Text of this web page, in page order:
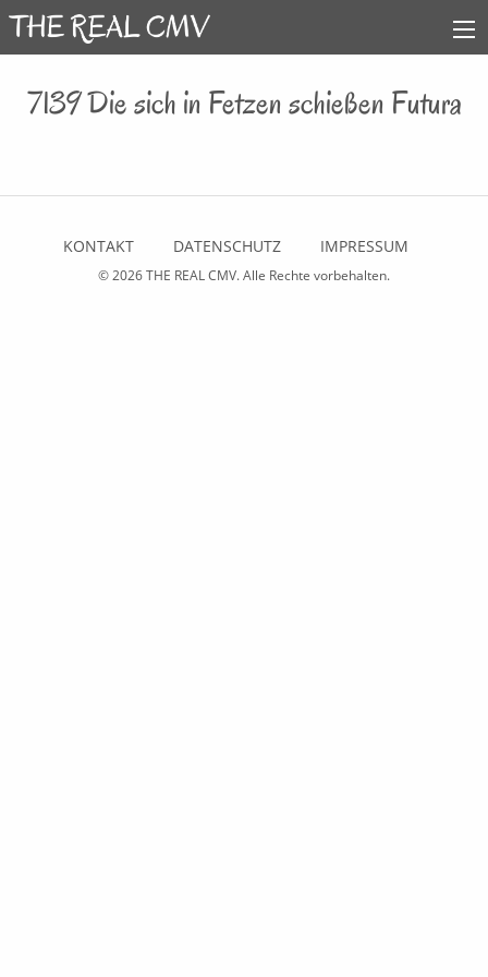
7139 Die sich in Fetzen schießen Futura
KONTAKT DATENSCHUTZ IMPRESSUM
© 2026THE REAL CMV. Alle Rechte vorbehalten.